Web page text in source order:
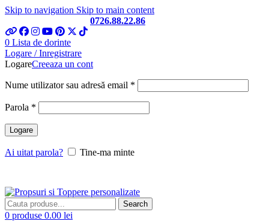
Skip to navigation Skip to main content
0726.88.22.86
0 Lista de dorinte
Logare / Inregistrare
LogareCreeaza un cont
Nume utilizator sau adresă email *
Parola *
Logare
Ai uitat parola? Tine-ma minte
Search
0 produse 0.00 lei